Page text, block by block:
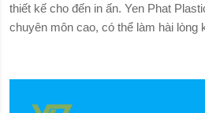
thiết kế cho đến in ấn. Yen Phat
chuyên môn cao, có thể làm hài lòng